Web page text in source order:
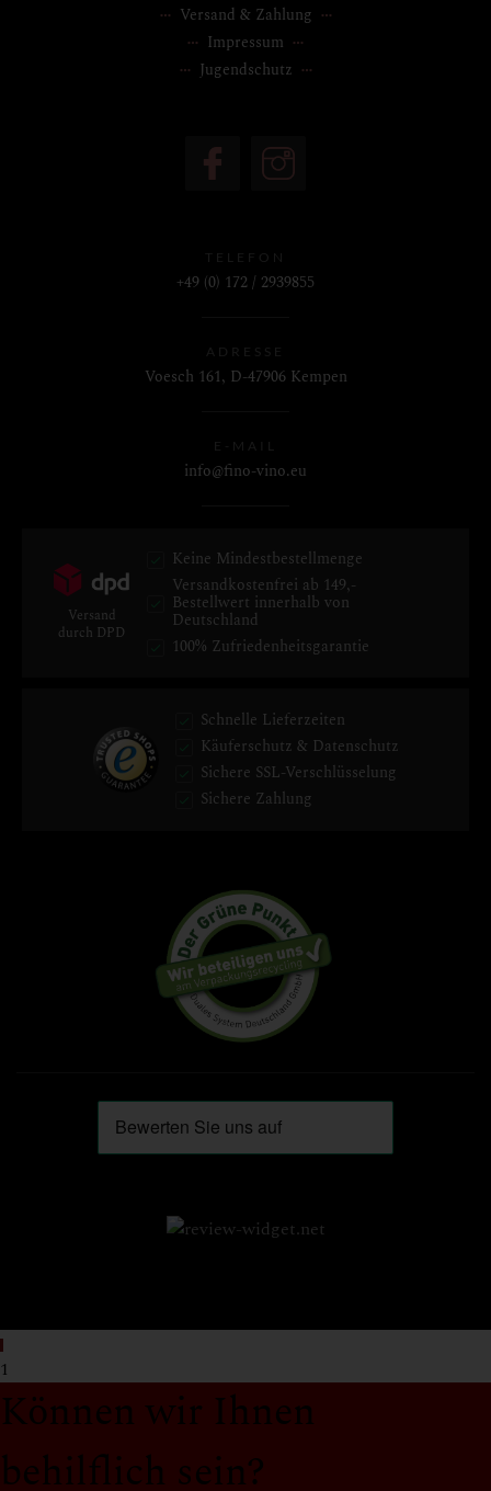
Versand & Zahlung
Impressum
Jugendschutz
TELEFON
+49 (0) 172 / 2939855
Voesch 161, D-47906 Kempen
info@fino-vino.eu
Versand
durch DPD
Keine Mindestbestellmenge
Versandkostenfrei ab 149,-
Bestellwert innerhalb von
Deutschland
100% Zufriedenheitsgarantie
Schnelle Lieferzeiten
Käuferschutz & Datenschutz
Sichere SSL-Verschlüsselung
Sichere Zahlung
1
Können wir Ihnen
behilflich sein?